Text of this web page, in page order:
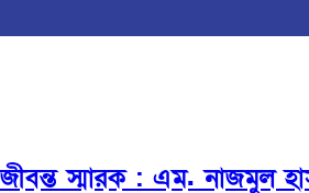
স্মারক : এম. নাজমুল